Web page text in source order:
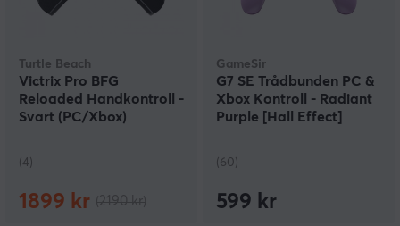
Turtle Beach
Victrix Pro BFG
Reloaded Handkontroll -
Svart (PC/Xbox)
(4)
1899 kr
GameSir
G7 SE Trådbunden PC &
Xbox Kontroll - Radiant
Purple [Hall Effect]
(60)
599 kr